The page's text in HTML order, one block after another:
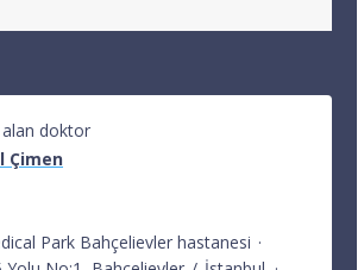
doktor
Çimen
Park Bahçelievler hastanesi ·